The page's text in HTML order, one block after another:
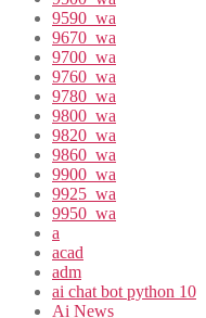
9590_wa
9670_wa
9700_wa
9760_wa
9780_wa
9800_wa
9820_wa
9860_wa
9900_wa
9925_wa
9950_wa
a
acad
adm
ai chat bot python 10
Ai News